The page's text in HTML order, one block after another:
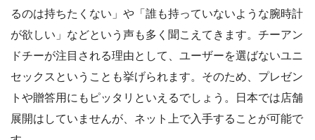
るのは持ちたくない」や「誰も持っていないような腕時計
が欲しい」などという声も多く聞こえてきます。チーアン
ドチーが注目される理由として、ユーザーを選ばないユニ
セックスということも挙げられます。そのため、プレゼン
トや贈答用にもピッタリといえるでしょう。日本では店舗
展開はしていませんが、ネット上で入手することが可能で